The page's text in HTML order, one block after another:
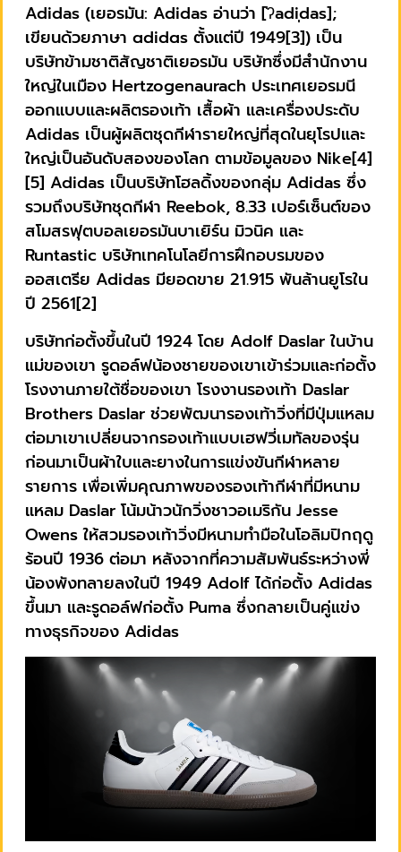
Adidas (เยอรมัน: Adidas อ่านว่า [ˈʔadiˌdas];
เขียนด้วยภาษา ɑdidɑs ตั้งแต่ปี 1949[3]) เป็น
บริษัทข้ามชาติสัญชาติเยอรมัน บริษัทซึ่งมีสำนักงาน
ใหญ่ในเมือง Hertzogenaurach ประเทศเยอรมนี
ออกแบบและผลิตรองเท้า เสื้อผ้า และเครื่องประดับ
Adidas เป็นผู้ผลิตชุดกีฬารายใหญ่ที่สุดในยุโรปและ
ใหญ่เป็นอันดับสองของโลก ตามข้อมูลของ Nike[4]
[5] Adidas เป็นบริษัทโฮลดิ้งของกลุ่ม Adidas ซึ่ง
รวมถึงบริษัทชุดกีฬา Reebok, 8.33 เปอร์เซ็นต์ของ
สโมสรฟุตบอลเยอรมันบาเยิร์น มิวนิค และ
Runtastic บริษัทเทคโนโลยีการฝึกอบรมของ
ออสเตรีย Adidas มียอดขาย 21.915 พันล้านยูโรใน
ปี 2561[2]
บริษัทก่อตั้งขึ้นในปี 1924 โดย Adolf Daslar ในบ้าน
แม่ของเขา รูดอล์ฟน้องชายของเขาเข้าร่วมและก่อตั้ง
โรงงานภายใต้ชื่อของเขา โรงงานรองเท้า Daslar
Brothers Daslar ช่วยพัฒนารองเท้าวิ่งที่มีปุ่มแหลม
ต่อมาเขาเปลี่ยนจากรองเท้าแบบเฮฟวี่เมทัลของรุ่น
ก่อนมาเป็นผ้าใบและยางในการแข่งขันกีฬาหลาย
รายการ เพื่อเพิ่มคุณภาพของรองเท้ากีฬาที่มีหนาม
แหลม Daslar โน้มน้าวนักวิ่งชาวอเมริกัน Jesse
Owens ให้สวมรองเท้าวิ่งมีหนามทำมือในโอลิมปิกฤดู
ร้อนปี 1936 ต่อมา หลังจากที่ความสัมพันธ์ระหว่างพี่
น้องพังทลายลงในปี 1949 Adolf ได้ก่อตั้ง Adidas
ขึ้นมา และรูดอล์ฟก่อตั้ง Puma ซึ่งกลายเป็นคู่แข่ง
ทางธุรกิจของ Adidas